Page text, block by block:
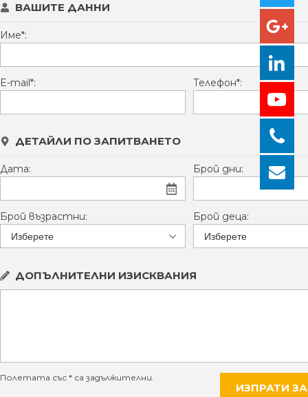
ВАШИТЕ ДАННИ
Име*:
E-mail*: Телефон*:
ДЕТАЙЛИ ПО ЗАПИТВАНЕТО
Дата: Брой дни:
Брой възрастни: Брой деца:
ДОПЪЛНИТЕЛНИ ИЗИСКВАНИЯ
Полетата със * са задължителни.